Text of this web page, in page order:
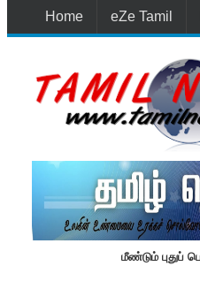
Home eZe Tamil
மீண்டும் புதுப்